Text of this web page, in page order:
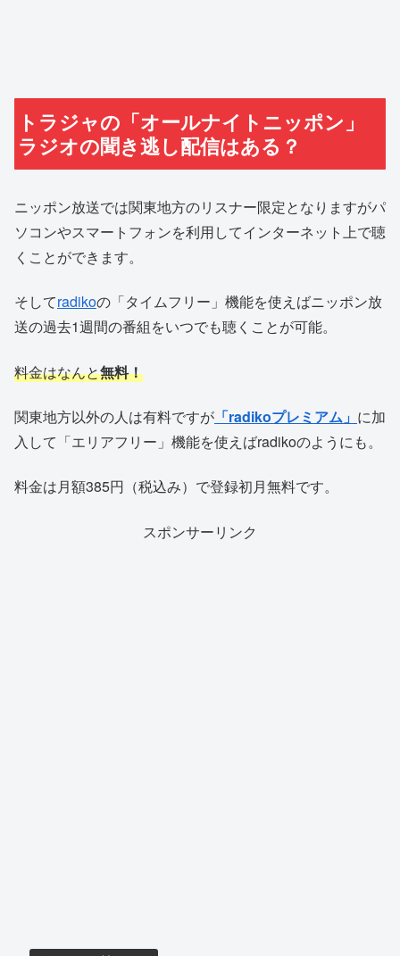
トラジャの「オールナイトニッポン」
ラジオの聞き逃し配信はある？
ニッポン放送では関東地方のリスナー限定となりますがパ
ソコンやスマートフォンを利用してインターネット上で聴
くことができます。
そしてradikoの「タイムフリー」機能を使えばニッポン放
送の過去1週間の番組をいつでも聴くことが可能。
料金はなんと無料！
関東地方以外の人は有料ですが 「radikoプレミアム」 に加
入して「エリアフリー」機能を使えばradikoのようにも。
料金は月額385円（税込み）で登録初月無料です。
スポンサーリンク